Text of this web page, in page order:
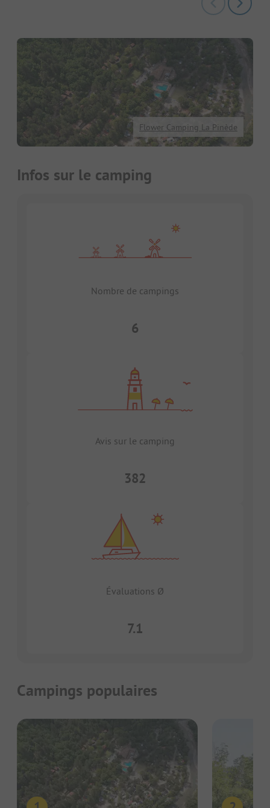
Flower Camping La Pinède
Infos sur le camping
Nombre de campings
6
Avis sur le camping
382
Évaluations Ø
7.1
Campings populaires